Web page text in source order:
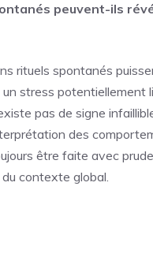
peuvent-ils
rituels spontanés
stress potentiellement
pas de signe
des
être faite avec
contexte global.